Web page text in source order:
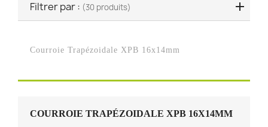
Filtrer par : (30 produits)
Courroie Trapézoidale XPB 16x14mm
COURROIE TRAPÉZOIDALE XPB 16X14MM